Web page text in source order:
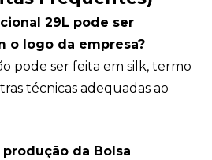
29L pode ser
o logo da empresa?
pode ser feita em silk, termo
técnicas adequadas ao
da Bolsa